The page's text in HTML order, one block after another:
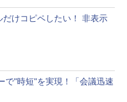
だけコピペしたい！ 非表示
で"時短"を実現！「会議迅速